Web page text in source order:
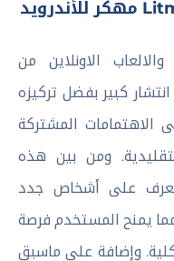
الاونلاين من
كبير بفضل تركيزه
الاهتمامات المشتركة
ومن بين هذه
على أشخاص جدد
يمنح المستخدم فرصة
وإضافة على ماسبق